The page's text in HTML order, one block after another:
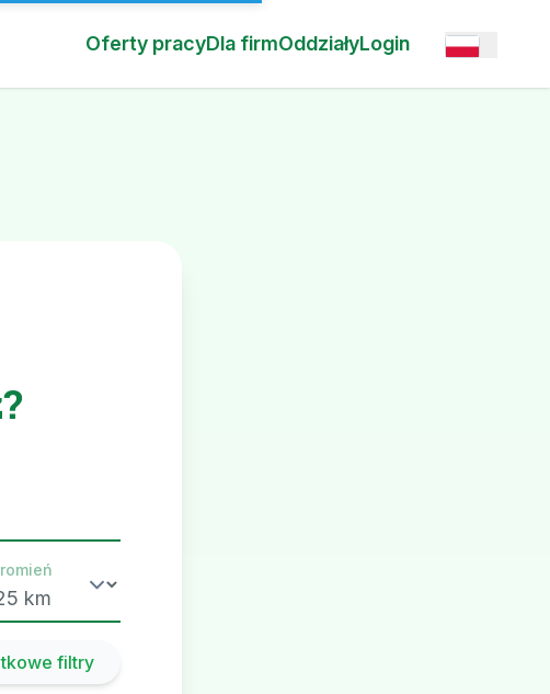
Oferty pracyDla firmOddziałyLogin Open
filtry